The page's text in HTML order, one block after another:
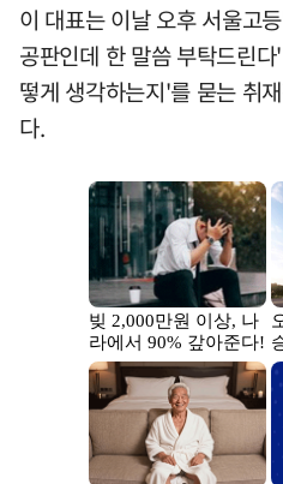
이 대표는 이날 오후 서울고
공판인데 한 말씀 부탁드린
떻게 생각하는지'를 묻는 취
다.